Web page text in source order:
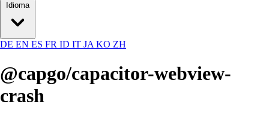
Idioma
DE EN ES FR ID IT JA KO ZH
@capgo/capacitor-webview-
crash